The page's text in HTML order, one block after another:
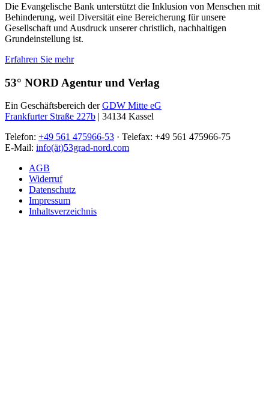
Die Evangelische Bank unterstützt die Inklusion von Menschen mit
Behinderung, weil Diversität eine Bereicherung für unsere
Gesellschaft und Ausdruck unserer christlich, nachhaltigen
Grundeinstellung ist.
Erfahren Sie mehr
53° NORD Agentur und Verlag
Ein Geschäftsbereich derGDW Mitte eG
Frankfurter Straße 227b | 34134 Kassel
Telefon: +49 561 475966-53 · Telefax: +49 561 475966-75
E-Mail: info(ät)53grad-nord.com
AGB
Widerruf
Datenschutz
Impressum
Inhaltsverzeichnis